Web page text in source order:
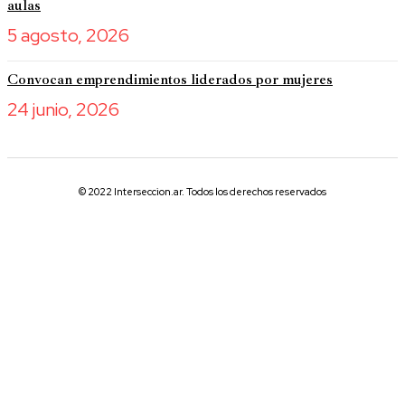
aulas
5 agosto, 2026
Convocan emprendimientos liderados por mujeres
24 junio, 2026
© 2022 Interseccion.ar. Todos los derechos reservados